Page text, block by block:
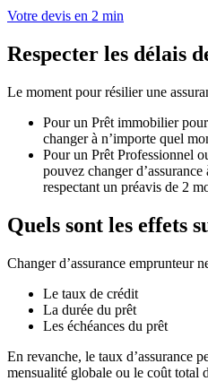
Votre devis en 2 min
Respecter les délais
Le moment pour résilier une
Pour un Prêt immobilier
changer à n’importe quel
Pour un Prêt Professionnel
pouvez changer d’assurance
respectant un préavis de 2
Quels sont les effets
Changer d’assurance emprunteur
Le taux de crédit
La durée du prêt
Les échéances du prêt
En revanche, le taux d’assurance
mensualité globale ou le coût total